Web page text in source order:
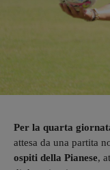
Per la quarta
attesa da una partita
ospiti della Pianese,